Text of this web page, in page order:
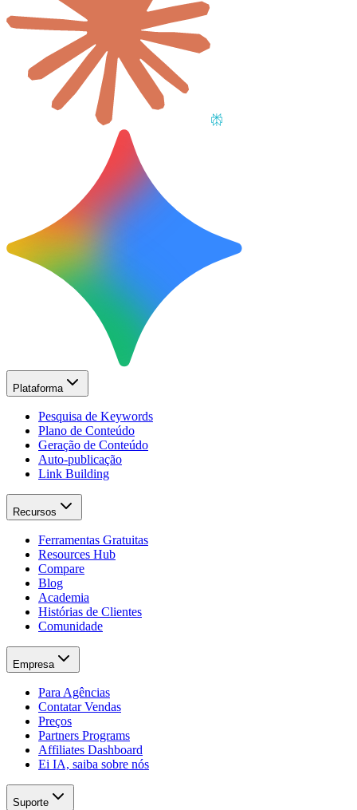
Plataforma
Pesquisa de Keywords
Plano de Conteúdo
Geração de Conteúdo
Auto-publicação
Link Building
Recursos
Ferramentas Gratuitas
Resources Hub
Compare
Blog
Academia
Histórias de Clientes
Comunidade
Empresa
Para Agências
Contatar Vendas
Preços
Partners Programs
Affiliates Dashboard
Ei IA, saiba sobre nós
Suporte